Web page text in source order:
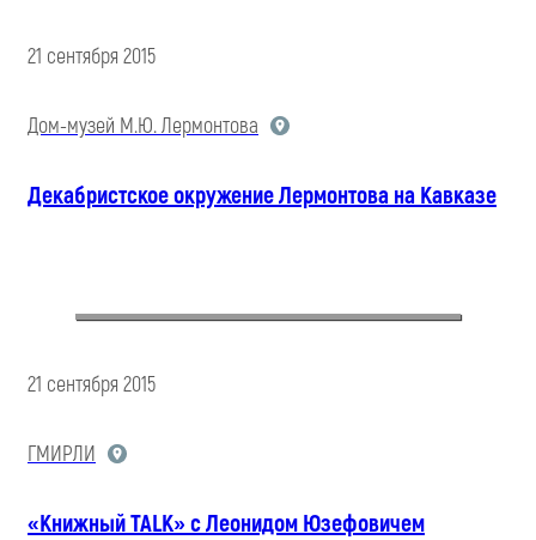
21 сентября 2015
Дом-музей М.Ю. Лермонтова
Декабристское окружение Лермонтова на Кавказе
21 сентября 2015
ГМИРЛИ
«Книжный TALK» с Леонидом Юзефовичем